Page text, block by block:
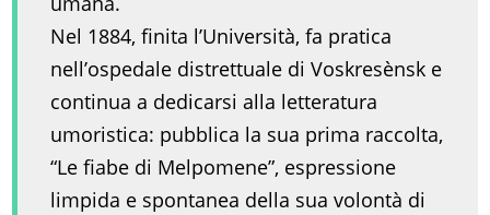
Nel 1884, finita l’Università, fa pratica
nell’ospedale distrettuale di Voskresènsk e
continua a dedicarsi alla letteratura
umoristica: pubblica la sua prima raccolta,
“Le fiabe di Melpomene”, espressione
limpida e spontanea della sua volontà di